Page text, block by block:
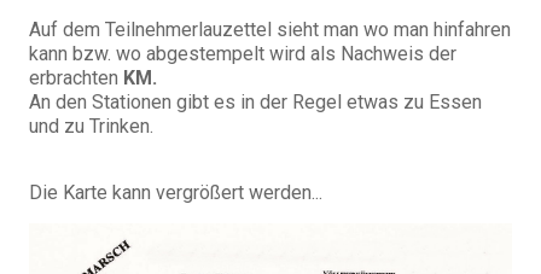
Auf dem Teilnehmerlauzettel sieht man wo man hinfahren
kann bzw. wo abgestempelt wird als Nachweis der
erbrachten KM.
An den Stationen gibt es in der Regel etwas zu Essen
und zu Trinken.
Die Karte kann vergrößert werden...